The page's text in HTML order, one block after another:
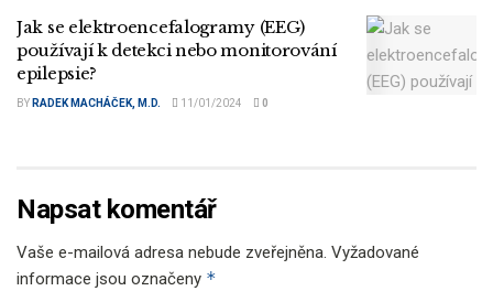
Jak se elektroencefalogramy (EEG)
používají k detekci nebo monitorování
epilepsie?
BY RADEK MACHÁČEK, M.D. 11/01/2024 0
Napsat komentář
Vaše e-mailová adresa nebude zveřejněna. Vyžadované
informace jsou označeny *